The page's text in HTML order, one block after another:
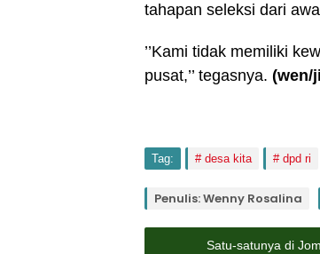
tahapan seleksi dari
’’Kami tidak memiliki
pusat,’’ tegasnya. (wen/
Tag: desa kita dpd ri
Penulis: Wenny Rosalina
Satu-satunya di